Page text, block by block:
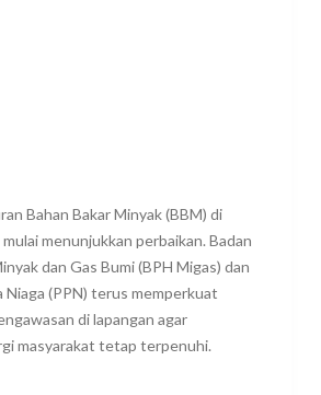
Bahan Bakar Minyak (BBM) di
menunjukkan perbaikan. Badan
dan Gas Bumi (BPH Migas) dan
Niaga (PPN) terus memperkuat
di lapangan agar
masyarakat tetap terpenuhi.